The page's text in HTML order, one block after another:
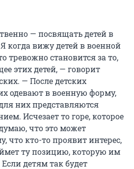
— посвящать детей в
когда вижу детей в военной
тревожно становится за то,
этих детей, — говорит
— После детских
одевают в военную форму,
них представляются
Исчезает то горе, которое
что это может
что кто-то проявит интерес,
ту позицию, которую им
детям так будет